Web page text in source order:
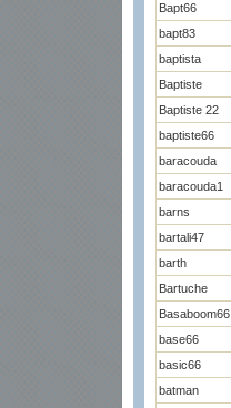
Bapt66
bapt83
baptista
Baptiste
Baptiste 22
baptiste66
baracouda
baracouda1
barns
bartali47
barth
Bartuche
Basaboom66
base66
basic66
batman